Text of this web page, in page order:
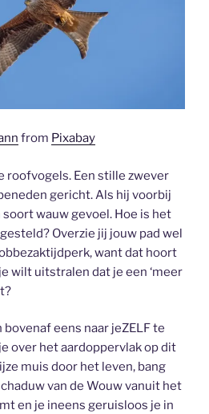
from Pixabay
roofvogels. Een stille zwever
gericht. Als hij voorbij
wauw gevoel. Hoe is het
Overzie jij jouw pad wel
want dat hoort
wilt uitstralen dat je een ‘meer
bovenaf eens naar jeZELF te
over het aardoppervlak op dit
muis door het leven, bang
van de Wouw vanuit het
en je ineens geruisloos je in